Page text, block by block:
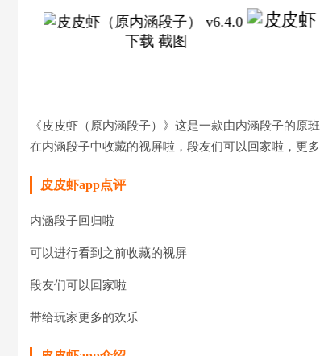
《皮皮虾（原内涵段子）》这是一款由内涵段子的
在内涵段子中收藏的视屏啦，段友们可以回家啦，更
皮皮虾app点评
内涵段子回归啦
可以进行看到之前收藏的视屏
段友们可以回家啦
带给玩家更多的欢乐